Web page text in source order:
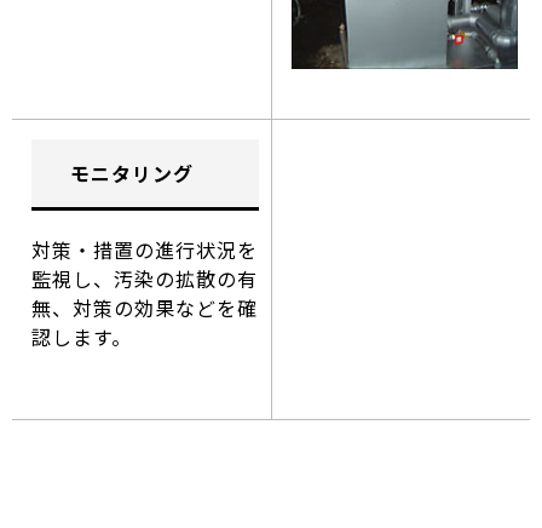
モニタリング
対策・措置の進行状況を
監視し、汚染の拡散の有
無、対策の効果などを確
認します。